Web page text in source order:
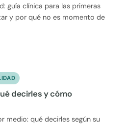
guía clínica para las primeras
y por qué no es momento de
decirles y cómo
medio: qué decirles según su